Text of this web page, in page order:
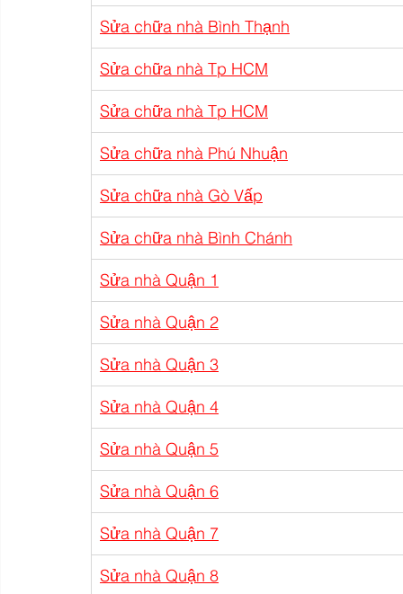
Sửa chữa nhà Bình Thạnh
Sửa chữa nhà Tp HCM
Sửa chữa nhà Tp HCM
Sửa chữa nhà Phú Nhuận
Sửa chữa nhà Gò Vấp
Sửa chữa nhà Bình Chánh
Sửa nhà Quận 1
Sửa nhà Quận 2
Sửa nhà Quận 3
Sửa nhà Quận 4
Sửa nhà Quận 5
Sửa nhà Quận 6
Sửa nhà Quận 7
Sửa nhà Quận 8